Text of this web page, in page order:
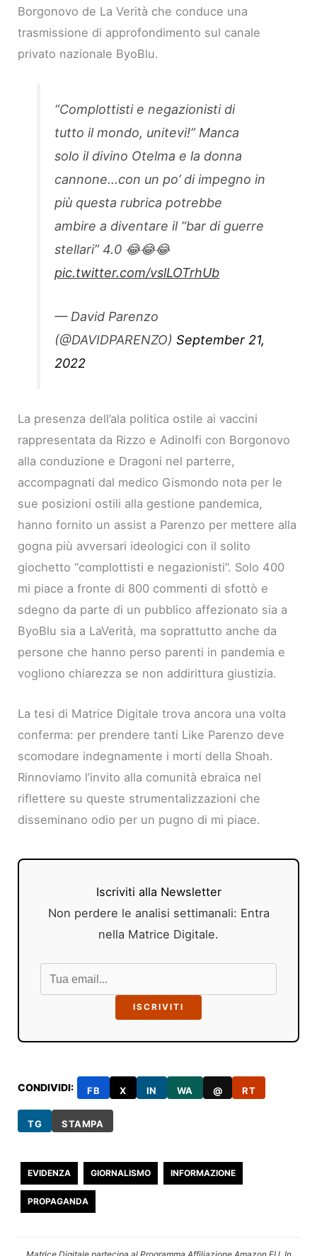
Borgonovo de La Verità che conduce una
trasmissione di approfondimento sul canale
privato nazionale ByoBlu.
“Complottisti e negazionisti di
tutto il mondo, unitevi!” Manca
solo il divino Otelma e la donna
cannone…con un po’ di impegno in
più questa rubrica potrebbe
ambire a diventare il “bar di guerre
stellari” 4.0 😂😂😂
pic.twitter.com/vslLOTrhUb
— David Parenzo
(@DAVIDPARENZO)September 21,
2022
La presenza dell’ala politica ostile ai vaccini
rappresentata da Rizzo e Adinolfi con Borgonovo
alla conduzione e Dragoni nel parterre,
accompagnati dal medico Gismondo nota per le
sue posizioni ostili alla gestione pandemica,
hanno fornito un assist a Parenzo per mettere alla
gogna più avversari ideologici con il solito
giochetto “complottisti e negazionisti”. Solo 400
mi piace a fronte di 800 commenti di sfottò e
sdegno da parte di un pubblico affezionato sia a
ByoBlu sia a LaVerità, ma soprattutto anche da
persone che hanno perso parenti in pandemia e
vogliono chiarezza se non addirittura giustizia.
La tesi di Matrice Digitale trova ancora una volta
conferma: per prendere tanti Like Parenzo deve
scomodare indegnamente i morti della Shoah.
Rinnoviamo l’invito alla comunità ebraica nel
riflettere su queste strumentalizzazioni che
disseminano odio per un pugno di mi piace.
Iscriviti alla Newsletter
Non perdere le analisi settimanali: Entra
nella Matrice Digitale.
ISCRIVITI
CONDIVIDI: FB X IN WA @ RT
TG STAMPA
EVIDENZA GIORNALISMO INFORMAZIONE
PROPAGANDA